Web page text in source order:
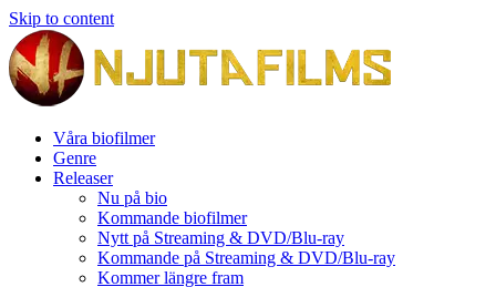
Skip to content
Våra biofilmer
Genre
Releaser
Nu på bio
Kommande biofilmer
Nytt på Streaming & DVD/Blu-ray
Kommande på Streaming & DVD/Blu-ray
Kommer längre fram